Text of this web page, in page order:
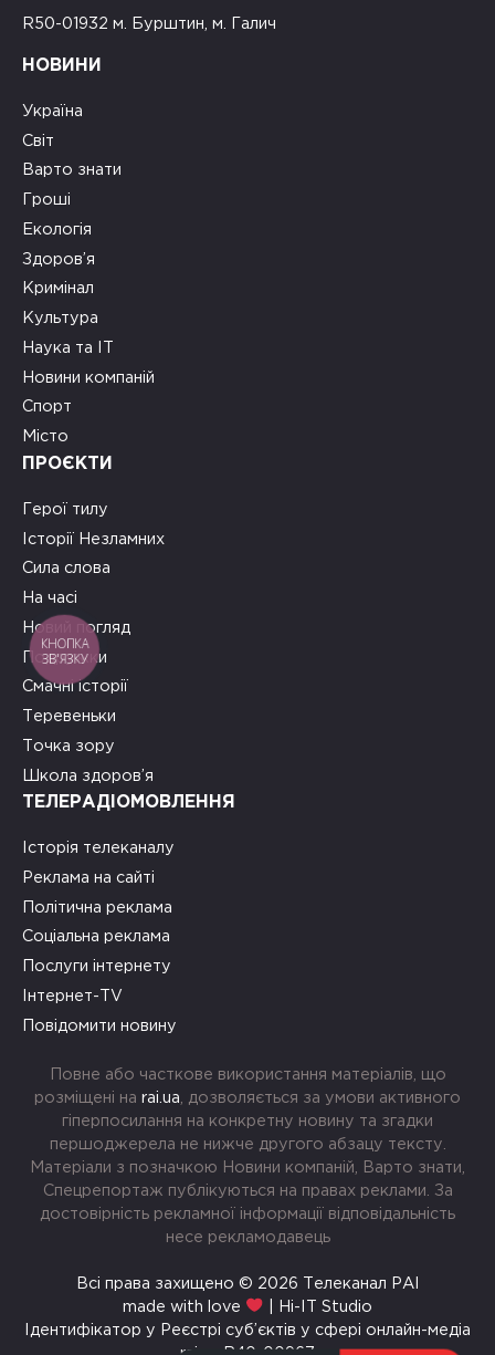
R50-01932 м. Бурштин, м. Галич
НОВИНИ
Україна
Світ
Варто знати
Гроші
Екологія
Здоров’я
Кримінал
Культура
Наука та ІТ
Новини компаній
Спорт
Місто
ПРОЄКТИ
Герої тилу
Історії Незламних
Сила слова
На часі
Новий погляд
Подружки
Смачні історії
Теревеньки
Точка зору
Школа здоров’я
ТЕЛЕРАДІОМОВЛЕННЯ
Історія телеканалу
Реклама на сайті
Політична реклама
Соціальна реклама
Послуги інтернету
Інтернет-TV
Повідомити новину
Повне або часткове використання матеріалів, що
розміщені на rai.ua , дозволяється за умови активного
гіперпосилання на конкретну новину та згадки
першоджерела не нижче другого абзацу тексту.
Матеріали з позначкою Новини компаній, Варто знати,
Спецрепортаж публікуються на правах реклами. За
достовірність рекламної інформації відповідальність
несе рекламодавець
Всі права захищено © 2026 Телеканал РАІ
made with love
| Hi-IT Studio
Ідентифікатор у Реєстрі суб’єктів у сфері онлайн-медіа
КНОПКА
ЗВ'ЯЗКУ